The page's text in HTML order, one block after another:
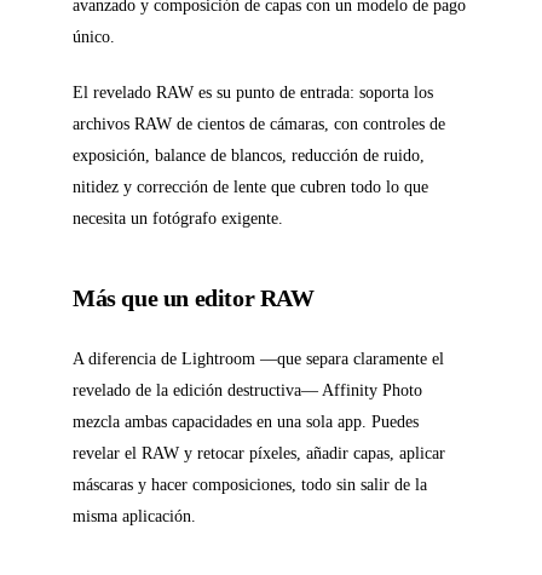
avanzado y composición de capas con un modelo de pago
único.
El revelado RAW es su punto de entrada: soporta los
archivos RAW de cientos de cámaras, con controles de
exposición, balance de blancos, reducción de ruido,
nitidez y corrección de lente que cubren todo lo que
necesita un fotógrafo exigente.
Más que un editor RAW
A diferencia de Lightroom —que separa claramente el
revelado de la edición destructiva— Affinity Photo
mezcla ambas capacidades en una sola app. Puedes
revelar el RAW y retocar píxeles, añadir capas, aplicar
máscaras y hacer composiciones, todo sin salir de la
misma aplicación.